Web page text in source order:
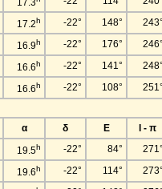
17.3
17.2h -22° 148°
16.9h -22° 176°
16.6h -22° 141°
16.6h -22° 108°
α δ E
l - π
19.5h -22° 84°
19.6h -22° 114°